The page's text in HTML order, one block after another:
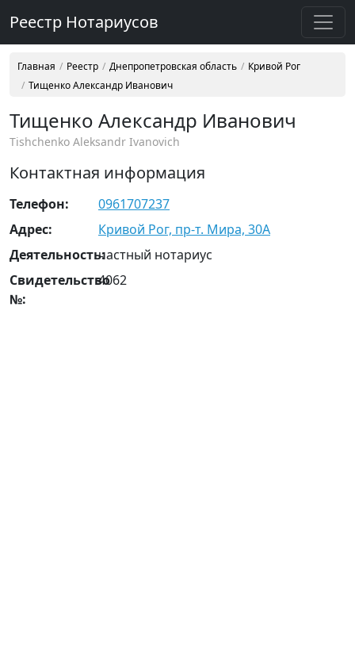
Реестр Нотариусов
Главная Реестр Днепропетровская область
Кривой Рог
Тищенко Александр Иванович
Тищенко Александр Иванович
Tishchenko Aleksandr Ivanovich
Контактная информация
Телефон:
0961707237
Адрес:
Кривой Рог, пр-т. Мира, 30А
Деятельность:частный нотариус
Свидетельство
№:
4062